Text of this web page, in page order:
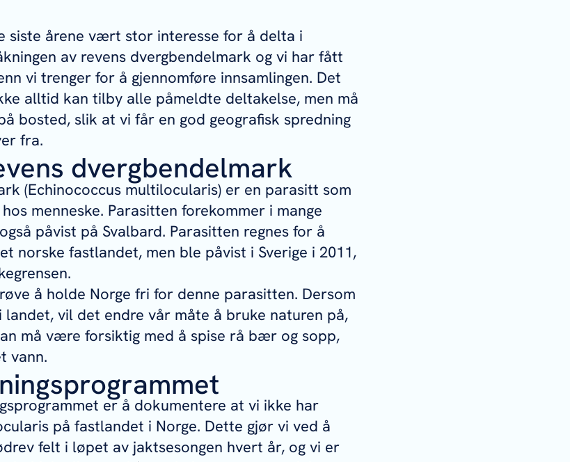
siste årene vært stor interesse for å delta i
av revens dvergbendelmark og vi har fått
vi trenger for å gjennomføre innsamlingen. Det
alltid kan tilby alle påmeldte deltakelse, men må
bosted, slik at vi får en god geografisk spredning
fra.
dvergbendelmark
(Echinococcus multilocularis) er en parasitt som
menneske. Parasitten forekommer i mange
påvist på Svalbard. Parasitten regnes for å
norske fastlandet, men ble påvist i Sverige i 2011,
å holde Norge fri for denne parasitten. Dersom
vil det endre vår måte å bruke naturen på,
må være forsiktig med å spise rå bær og sopp,
vann.
er å dokumentere at vi ikke har
på fastlandet i Norge. Dette gjør vi ved å
felt i løpet av jaktsesongen hvert år, og vi er